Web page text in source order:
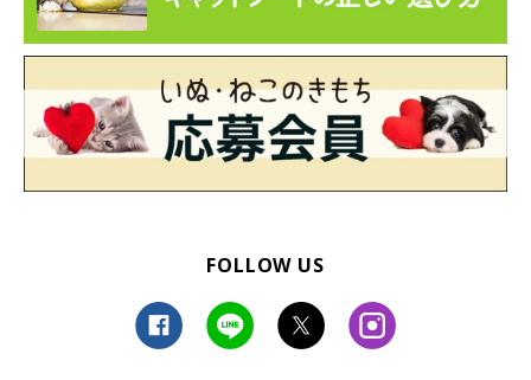
暑いからエアコンを効かせても、違う場所でくつろぐ猫もいるよ
うです。自分で涼しい場所を見つけているのかも!?
「就寝の時ベッドでいっしょに寝てくれない。クーラーの
付いてる部屋が嫌いな様子」
FOLLOW US